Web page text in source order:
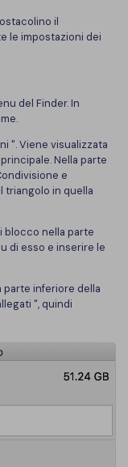
il
le impostazioni dei
del Finder. In
". Viene visualizzata
Nella parte
e
triangolo in quella
blocco nella parte
di esso e inserire le
parte inferiore della
", quindi